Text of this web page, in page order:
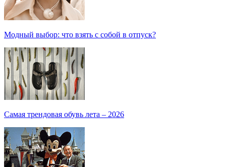
Модный выбор: что взять с собой в отпуск?
Самая трендовая обувь лета – 2026